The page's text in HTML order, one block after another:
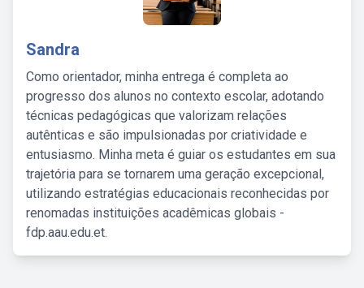
Sandra
Como orientador, minha entrega é completa ao
progresso dos alunos no contexto escolar, adotando
técnicas pedagógicas que valorizam relações
autênticas e são impulsionadas por criatividade e
entusiasmo. Minha meta é guiar os estudantes em sua
trajetória para se tornarem uma geração excepcional,
utilizando estratégias educacionais reconhecidas por
renomadas instituições acadêmicas globais -
fdp.aau.edu.et.